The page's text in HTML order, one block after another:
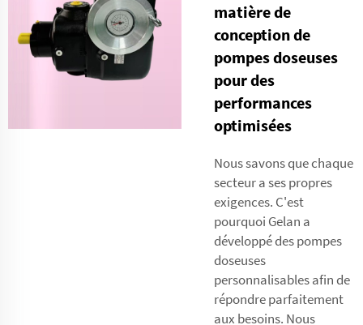
matière de
conception de
pompes doseuses
pour des
performances
optimisées
Nous savons que chaque
secteur a ses propres
exigences. C'est
pourquoi Gelan a
développé des pompes
doseuses
personnalisables afin de
répondre parfaitement
aux besoins. Nous